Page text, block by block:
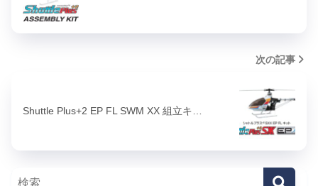
次の記事
Shuttle Plus+2 EP FL SWM XX 組立キ…